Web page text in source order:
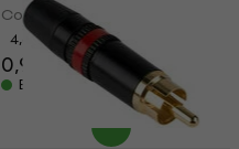
Connecteur RCA
4,6/5
0,99 €
En stock